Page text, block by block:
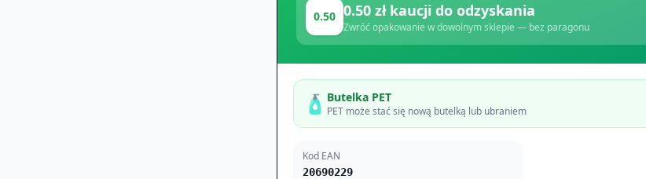
0.50 0.50 zł kaucji do odzyskania
Zwróć opakowanie w dowolnym sklepie — bez paragonu
🧴 Butelka PET
PET może stać się nową butelką lub ubraniem
Kod EAN
20690229